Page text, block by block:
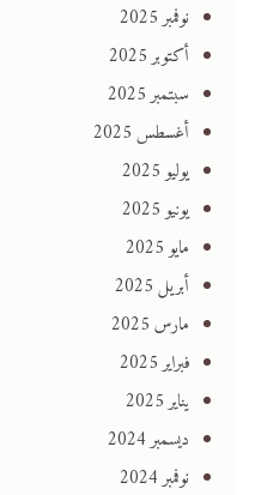
نوفمبر 2025
أكتوبر 2025
سبتمبر 2025
أغسطس 2025
يوليو 2025
يونيو 2025
مايو 2025
أبريل 2025
مارس 2025
فبراير 2025
يناير 2025
ديسمبر 2024
نوفمبر 2024